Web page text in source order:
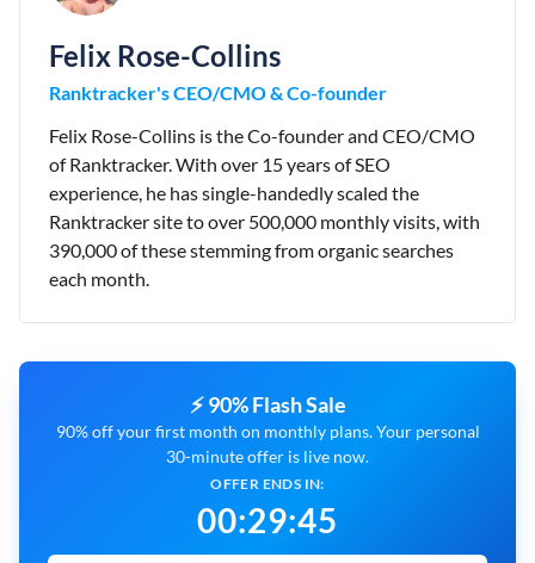
Felix Rose-Collins
Ranktracker's CEO/CMO & Co-founder
Felix Rose-Collins is the Co-founder and CEO/CMO
of Ranktracker. With over 15 years of SEO
experience, he has single-handedly scaled the
Ranktracker site to over 500,000 monthly visits, with
390,000 of these stemming from organic searches
each month.
⚡ 90% Flash Sale
90% off your first month on monthly plans. Your personal
30-minute offer is live now.
OFFER ENDS IN:
00:29:44